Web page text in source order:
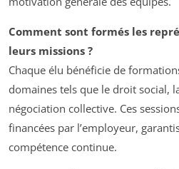
Comment sont formés les
leurs missions ?
Chaque élu bénéficie de
domaines tels que le droit social,
négociation collective. Ces
financées par l’employeur,
compétence continue.